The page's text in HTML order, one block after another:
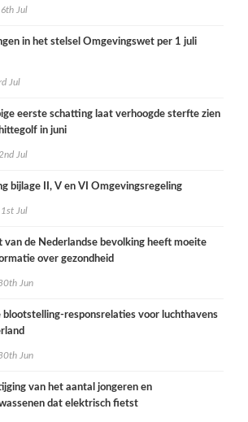
Jul
in het stelsel Omgevingswet per 1 juli
Jul
eerste schatting laat verhoogde sterfte zien
in juni
Jul
bijlage II, V en VI Omgevingsregeling
1st Jul
van de Nederlandse bevolking heeft moeite
over gezondheid
Jun
blootstelling-responsrelaties voor luchthavens
Jun
van het aantal jongeren en
dat elektrisch fietst